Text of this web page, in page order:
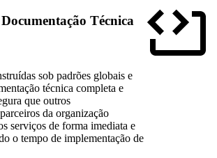
Técnica
sob padrões globais e
técnica completa e
que outros
da organização
serviços de forma imediata e
o tempo de implementação de